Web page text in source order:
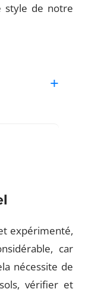
style de notre
expérimenté,
car
nécessite de
vérifier et